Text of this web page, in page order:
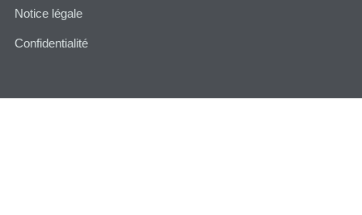
Notice légale
Confidentialité